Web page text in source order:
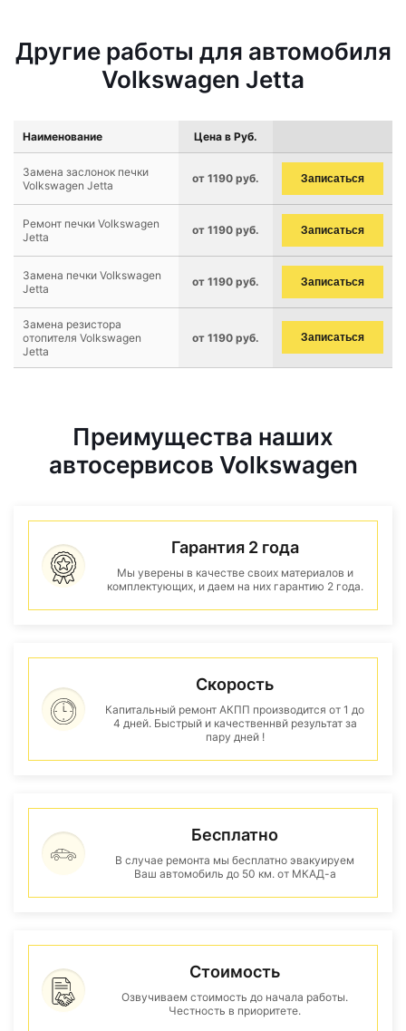
Другие работы для автомобиля
Volkswagen Jetta
Наименование Цена в Руб.
Замена заслонок печки
Volkswagen Jetta
от 1190 руб. Записаться
Ремонт печки Volkswagen
Jetta
от 1190 руб. Записаться
Замена печки Volkswagen
Jetta
от 1190 руб. Записаться
Замена резистора
отопителя Volkswagen
Jetta
от 1190 руб. Записаться
Преимущества наших
автосервисов Volkswagen
Гарантия 2 года
Мы уверены в качестве своих материалов и
комплектующих, и даем на них гарантию 2 года.
Скорость
Капитальный ремонт АКПП производится от 1 до
4 дней. Быстрый и качественнвй результат за
пару дней !
Бесплатно
В случае ремонта мы бесплатно эвакуируем
Ваш автомобиль до 50 км. от МКАД-а
Стоимость
Озвучиваем стоимость до начала работы.
Честность в приоритете.